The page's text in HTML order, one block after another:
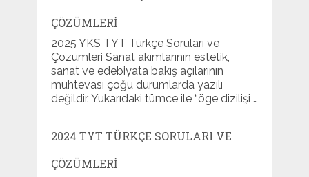
ÇÖZÜMLERI
2025 YKS TYT Türkçe Soruları ve
Çözümleri Sanat akımlarının estetik,
sanat ve edebiyata bakış açılarının
muhtevası çoğu durumlarda yazılı
değildir. Yukarıdaki tümce ile “öge dizilişi …
2024 TYT TÜRKÇE SORULARI VE
ÇÖZÜMLERI